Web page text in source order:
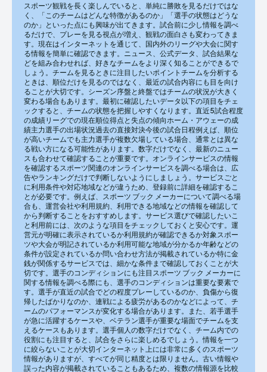
スポーツ観戦を長く楽しんでいると、単純に勝敗を見るだけではな
く、「このチームはどんな特徴があるのか」「選手の状態はどうな
のか」といった点にも興味が出てきます。試合前に少し情報を調べ
るだけで、プレーを見る視点が増え、観戦の面白さも変わってきま
す。現在はインターネットを通じて、国内外のリーグや大会に関す
る情報を簡単に確認できます。ニュース、公式データ、試合結果な
どを組み合わせれば、好きなチームをより深く知ることができるで
しょう。チームを見るときに注目したいポイントチームを分析する
ときは、順位だけを見るのではなく、最近の試合内容にも目を向け
ることが大切です。シーズン序盤と終盤ではチームの状況が大きく
変わる場合もあります。最初に確認したいデータ以下の項目をチェ
ックすると、チームの状態を把握しやすくなります。直近5試合程度
の成績リーグでの現在順位得点と失点の傾向ホーム・アウェーの成
績主力選手の出場状況過去の直接対決今後の試合日程例えば、順位
が高いチームでも主力選手が複数欠場している場合、通常とは異な
る戦い方になる可能性があります。数字だけでなく、最新のニュー
スも合わせて確認することが重要です。オンラインサービスの情報
を確認するスポーツ関連のオンラインサービスを調べる場合は、広
告やランキングだけで判断しないようにしましょう。サービスごと
に利用条件や対応地域などが違うため、登録前に詳細を確認するこ
とが必要です。例えば、スポーツ ブック メーカーについて調べる場
合も、運営会社や利用規約、利用できる地域などの情報を確認して
から判断することをおすすめします。サービス選びで確認したいこ
と利用前には、次のような項目をチェックしておくと安心です。運
営元が明確に表示されているか利用規約が確認できるか対象スポー
ツや大会が明記されているか利用可能な地域が分かるか年齢などの
条件が設定されているか問い合わせ方法が掲載されているか特に金
銭が関係するサービスでは、細かな条件まで確認しておくことが大
切です。選手のコンディションにも注目スポーツ ブック メーカーに
関する情報を調べる際にも、選手のコンディションは重要な要素で
す。選手が直近の試合でどの程度プレーしているのか、負傷から復
帰したばかりなのか、連戦による疲労があるのかなどによって、チ
ームのパフォーマンスが変化する場合があります。また、若手選手
が急に活躍するケースや、ベテラン選手が重要な場面でチームを支
えるケースもあります。選手個人の数字だけでなく、チーム内での
役割にも注目すると、試合をさらに楽しめるでしょう。情報を一つ
に絞らないことが大切インターネット上には非常に多くのスポーツ
情報がありますが、すべてが同じ精度とは限りません。古い情報や
誤った内容が掲載されていることもあるため、複数の情報源を比較